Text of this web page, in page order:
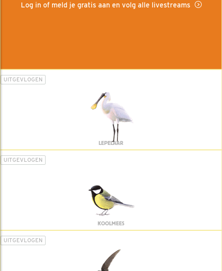
Log in of meld je gratis aan en volg alle livestreams
UITGEVLOGEN
LEPELAAR
UITGEVLOGEN
KOOLMEES
UITGEVLOGEN